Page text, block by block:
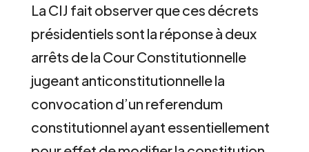
La CIJ fait observer que ces décrets
présidentiels sont la réponse à deux
arrêts de la Cour Constitutionnelle
jugeant anticonstitutionnelle la
convocation d’un referendum
constitutionnel ayant essentiellement